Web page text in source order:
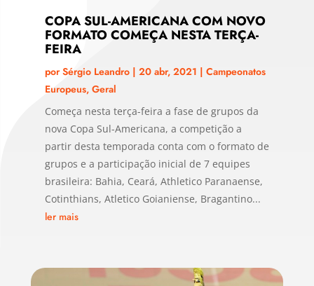
COPA SUL-AMERICANA COM NOVO
FORMATO COMEÇA NESTA TERÇA-
FEIRA
porSérgio Leandro| 20 abr, 2021 | Campeonatos
Europeus, Geral
Começa nesta terça-feira a fase de grupos da
nova Copa Sul-Americana, a competição a
partir desta temporada conta com o formato de
grupos e a participação inicial de 7 equipes
brasileira: Bahia, Ceará, Athletico Paranaense,
Cotinthians, Atletico Goianiense, Bragantino...
ler mais